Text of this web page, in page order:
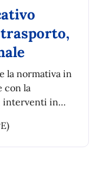
la normativa in
con la
interventi in